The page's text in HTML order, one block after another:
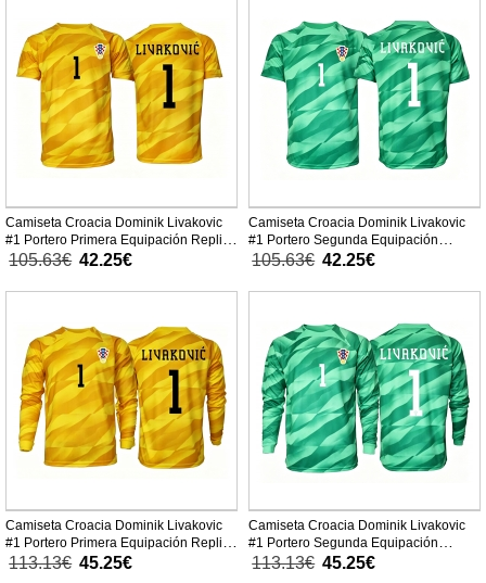
Camiseta Croacia Dominik Livakovic
#1 Portero Primera Equipación Replica
Mundial 2026 mangas cortas
105.63€ 42.25€
Camiseta Croacia Dominik Livakovic
#1 Portero Segunda Equipación
Replica Mundial 2026 mangas cortas
105.63€ 42.25€
Camiseta Croacia Dominik Livakovic
#1 Portero Primera Equipación Replica
Mundial 2026 mangas largas
113.13€ 45.25€
Camiseta Croacia Dominik Livakovic
#1 Portero Segunda Equipación
Replica Mundial 2026 mangas largas
113.13€ 45.25€